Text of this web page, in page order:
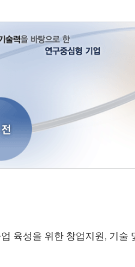
육성을 위한 창업지원, 기술